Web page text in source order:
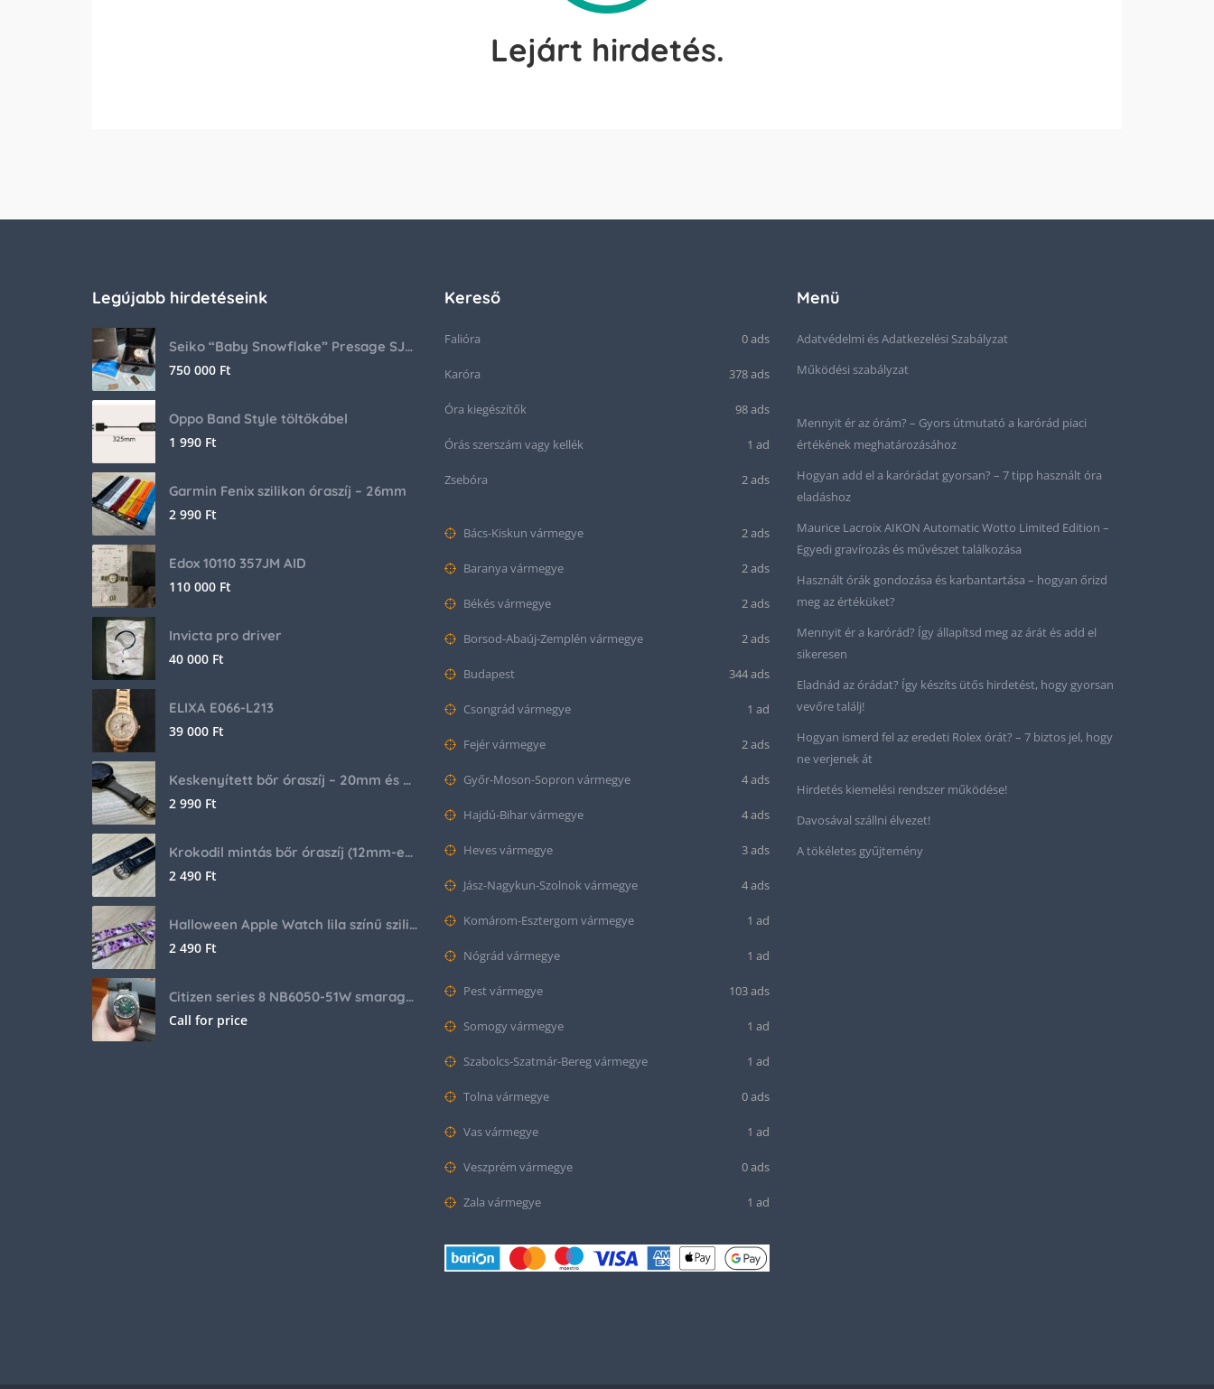
Lejárt hirdetés.
Legújabb hirdetéseink
Seiko “Baby Snowflake” Presage SJE073J1/SARA015 Limited Edition
750 000 Ft
Oppo Band Style töltőkábel
1 990 Ft
Garmin Fenix szilikon óraszíj – 26mm
2 990 Ft
Edox 10110 357JM AID
110 000 Ft
Invicta pro driver
40 000 Ft
ELIXA E066-L213
39 000 Ft
Keskenyített bőr óraszíj – 20mm és 22mm méretben
2 990 Ft
Krokodil mintás bőr óraszíj (12mm-es befogóval rendelkező órához)
2 490 Ft
Halloween Apple Watch lila színű szilikon óraszíj
2 490 Ft
Citizen series 8 NB6050-51W smaragd színű számlappal
Call for price
Kereső
Falióra 0 ads
Karóra 378 ads
Óra kiegészítők 98 ads
Órás szerszám vagy kellék 1 ad
Zsebóra 2 ads
Bács-Kiskun vármegye 2 ads
Baranya vármegye 2 ads
Békés vármegye 2 ads
Borsod-Abaúj-Zemplén vármegye 2 ads
Budapest 344 ads
Csongrád vármegye 1 ad
Fejér vármegye 2 ads
Győr-Moson-Sopron vármegye 4 ads
Hajdú-Bihar vármegye 4 ads
Heves vármegye 3 ads
Jász-Nagykun-Szolnok vármegye 4 ads
Komárom-Esztergom vármegye 1 ad
Nógrád vármegye 1 ad
Pest vármegye 103 ads
Somogy vármegye 1 ad
Szabolcs-Szatmár-Bereg vármegye 1 ad
Tolna vármegye 0 ads
Vas vármegye 1 ad
Veszprém vármegye 0 ads
Zala vármegye 1 ad
Menü
Adatvédelmi és Adatkezelési Szabályzat
Működési szabályzat
Mennyit ér az órám? – Gyors útmutató a karórád piaci
értékének meghatározásához
Hogyan add el a karórádat gyorsan? – 7 tipp használt óra
eladáshoz
Maurice Lacroix AIKON Automatic Wotto Limited Edition –
Egyedi gravírozás és művészet találkozása
Használt órák gondozása és karbantartása – hogyan őrizd
meg az értéküket?
Mennyit ér a karórád? Így állapítsd meg az árát és add el
sikeresen
Eladnád az órádat? Így készíts ütős hirdetést, hogy gyorsan
vevőre találj!
Hogyan ismerd fel az eredeti Rolex órát? – 7 biztos jel, hogy
ne verjenek át
Hirdetés kiemelési rendszer működése!
Davosával szállni élvezet!
A tökéletes gyűjtemény